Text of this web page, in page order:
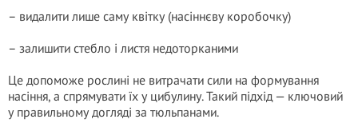
– видалити лише саму квітку (насіннєву коробочку)
– залишити стебло і листя недоторканими
Це допоможе рослині не витрачати сили на формування
насіння, а спрямувати їх у цибулину. Такий підхід — ключовий
у правильному догляді за тюльпанами.